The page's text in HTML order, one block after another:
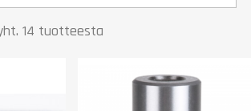
14 tuotteesta